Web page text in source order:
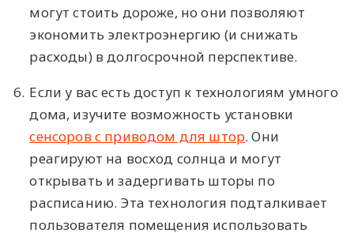
могут стоить дороже, но они позволяют
экономить электроэнергию (и снижать
расходы) в долгосрочной перспективе.
6. Если у вас есть доступ к технологиям умного
дома, изучите возможность установки
сенсоров с приводом для штор. Они
реагируют на восход солнца и могут
открывать и задергивать шторы по
расписанию. Эта технология подталкивает
пользователя помещения использовать